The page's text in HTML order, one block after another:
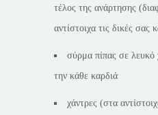
τέλος της ανάρτησης
αντίστοιχα τις δικές σας
σύρμα πίπας σε
την κάθε καρδιά
χάντρες (στα